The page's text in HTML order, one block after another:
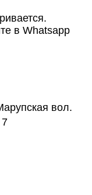
в Whatsapp
вол.